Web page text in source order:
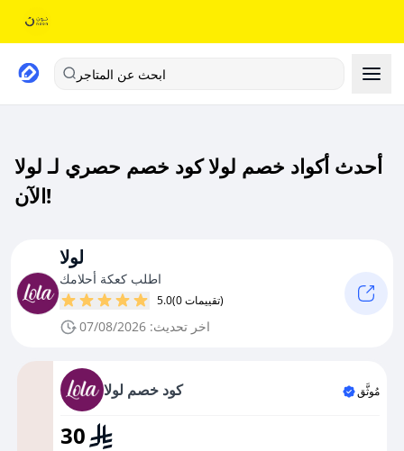
ابحث عن المتاجر
أحدث أكواد خصم لولا كود خصم حصري لـ لولا
الآن!
لولا
اطلب كعكة أحلامك
5.0 (0 تقييمات)
اخر تحديث: 07/08/2026
كود خصم لولا مُوثَّق
30